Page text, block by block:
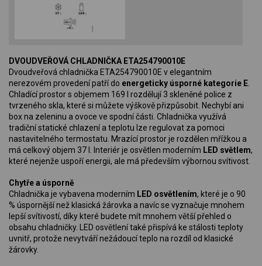
DVOUDVEŘOVÁ CHLADNIČKA ETA254790010E
Dvoudveřová chladnička ETA254790010E v elegantním
nerezovém provedení patří do energeticky úsporné kategorie E
Chladící prostor s objemem 169 l rozdělují 3 skleněné police z
tvrzeného skla, které si můžete výškově přizpůsobit. Nechybí ani
box na zeleninu a ovoce ve spodní části. Chladnička využívá
tradiční statické chlazení a teplotu lze regulovat za pomoci
nastavitelného termostatu. Mrazící prostor je rozdělen mřížkou a
má celkový objem 37 l. Interiér je osvětlen moderním LED světlem,
které nejenže uspoří energii, ale má především výbornou svítivost.
Chytře a úsporně
Chladnička je vybavena moderním LED osvětlením, které je o 90
% úspornější než klasická žárovka a navíc se vyznačuje mnohem
lepší svítivostí, díky které budete mít mnohem větší přehled o
obsahu chladničky. LED osvětlení také přispívá ke stálosti teploty
uvnitř, protože nevytváří nežádoucí teplo na rozdíl od klasické
žárovky.